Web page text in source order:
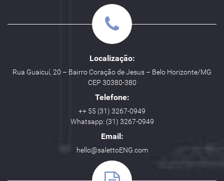
Localização:
Rua Guaicuí, 20 – Bairro Coração de Jesus – Belo Horizonte/MG
CEP 30380-380
Telefone:
++ 55 (31) 3267-0949
Whatsapp: (31) 3267-0949
Email:
hello@salettoENG.com